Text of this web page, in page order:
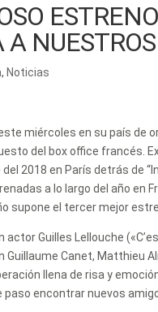
A
, Noticias
miércoles en su país de
del box office francés.
2018 en París detrás de
a lo largo del año en
supone el tercer mejor
actor Guilles Lellouche
Canet, Matthieu
llena de risa y
encontrar nuevos